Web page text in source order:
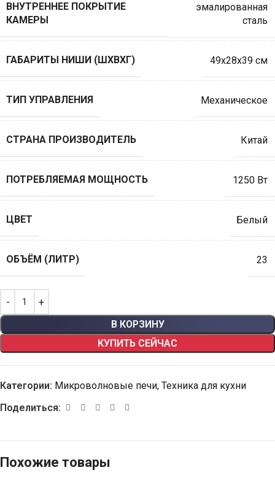
ВНУТРЕННЕЕ ПОКРЫТИЕ
КАМЕРЫ
эмалированная
сталь
ГАБАРИТЫ НИШИ (ШXВXГ) 49x28x39 см
ТИП УПРАВЛЕНИЯ Механическое
СТРАНА ПРОИЗВОДИТЕЛЬ Китай
ПОТРЕБЛЯЕМАЯ МОЩНОСТЬ 1250 Вт
ЦВЕТ Белый
ОБЪЁМ (ЛИТР) 23
В КОРЗИНУ
КУПИТЬ СЕЙЧАС
Категории: Микроволновые печи, Техника для кухни
Поделиться:
Похожие товары